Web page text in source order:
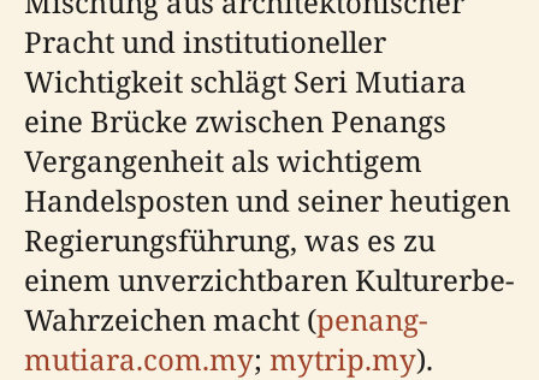
Pracht und institutioneller
Wichtigkeit schlägt Seri Mutiara
eine Brücke zwischen Penangs
Vergangenheit als wichtigem
Handelsposten und seiner heutigen
Regierungsführung, was es zu
einem unverzichtbaren Kulturerbe-
Wahrzeichen macht (penang-
mutiara.com.my; mytrip.my).